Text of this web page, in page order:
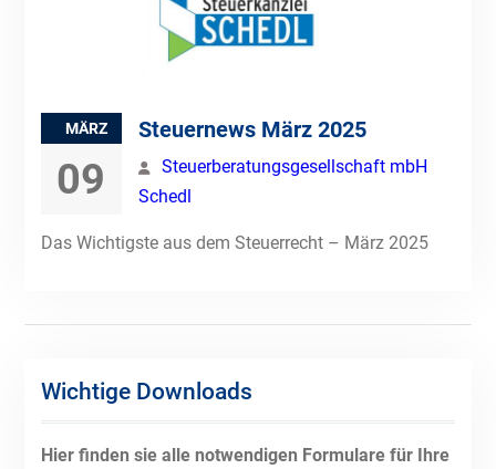
MÄRZ
09
Steuernews März 2025
Steuerberatungsgesellschaft mbH
Schedl
Das Wichtigste aus dem Steuerrecht – März 2025
Wichtige Downloads
Hier finden sie alle notwendigen Formulare für Ihre